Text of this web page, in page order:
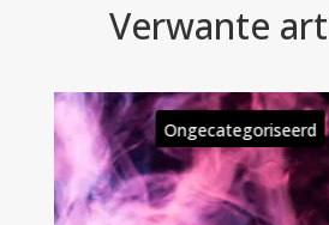
Verwante